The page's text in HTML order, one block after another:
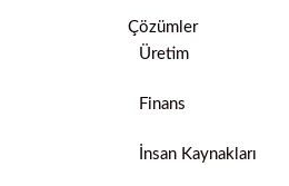
Çözümler
Üretim
Finans
İnsan Kaynakları